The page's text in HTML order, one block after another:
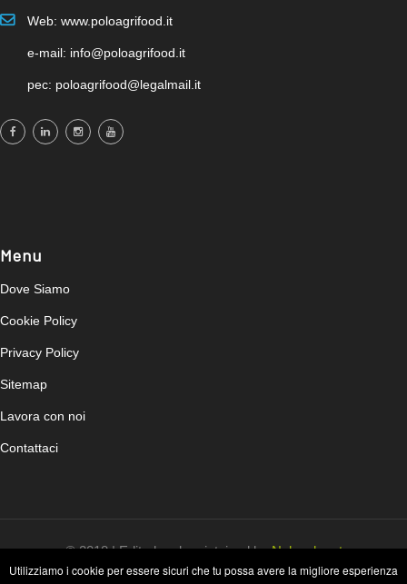
Web: www.poloagrifood.it
e-mail: info@poloagrifood.it
pec: poloagrifood@legalmail.it
Menu
Dove Siamo
Cookie Policy
Privacy Policy
Sitemap
Lavora con noi
Contattaci
© 2018 | Edited and maintained byNahweb.net
Utilizziamo i cookie per essere sicuri che tu possa avere la migliore esperienza